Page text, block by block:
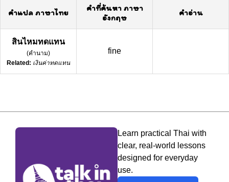
คำแปล ภาษาไทย
คำที่ค้นหา ภาษา
อังกฤษ
คำอ่าน
สินไหมทดแทน
(คำนาม)
Related: เงินค่าทดแทน
fine
Learn practical Thai with
clear, real-world lessons
designed for everyday
use.